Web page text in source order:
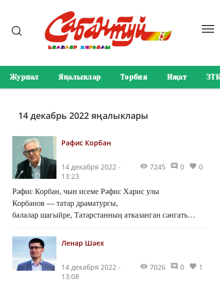
Журнал Яңалыклар Тәрбия Иҗат ЗТК
14 декабрь 2022 яңалыклары
Рафис Корбан
14 декабря 2022 -
13:23
7245 0 0
Рәфис Корбан, чын исеме Рәфис Харис улы
Корбанов — татар драматургы,
балалар шагыйре, Татарстанның атказанган сәнгать
Ленар Шәех
14 декабря 2022 -
13:08
7026 0 1